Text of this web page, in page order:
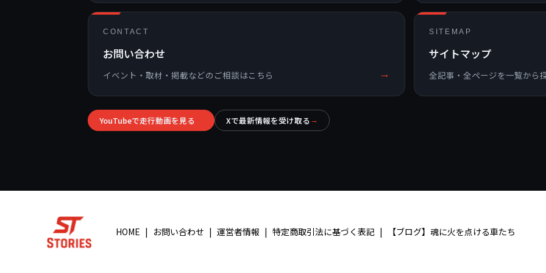
CONTACT
お問い合わせ
イベント・取材・掲載などのご相談はこちら →
SITEMAP
サイトマップ
全記事・全ページを一覧から
YouTubeで走行動画を見る Xで最新情報を受け取る →
HOME お問い合わせ 運営者情報 特定商取引法に基づく表記 【ブログ】魂に火を点ける車たち